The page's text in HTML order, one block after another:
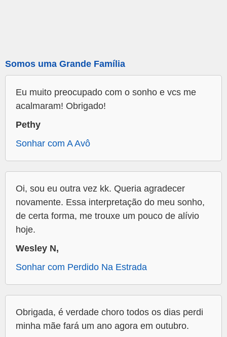
Somos uma Grande Família
Eu muito preocupado com o sonho e vcs me
acalmaram! Obrigado!
Pethy
Sonhar com A Avô
Oi, sou eu outra vez kk. Queria agradecer
novamente. Essa interpretação do meu sonho,
de certa forma, me trouxe um pouco de alívio
hoje.
Wesley N,
Sonhar com Perdido Na Estrada
Obrigada, é verdade choro todos os dias perdi
minha mãe fará um ano agora em outubro.